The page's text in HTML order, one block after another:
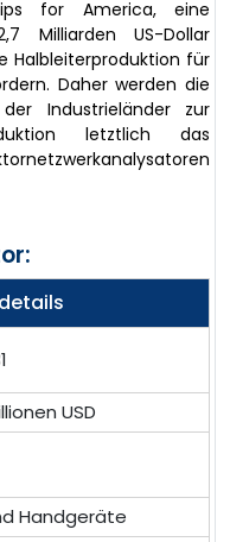
for America, eine
Milliarden US-Dollar
Halbleiterproduktion für
Daher werden die
Industrieländer zur
letztlich das
USD
Handgeräte